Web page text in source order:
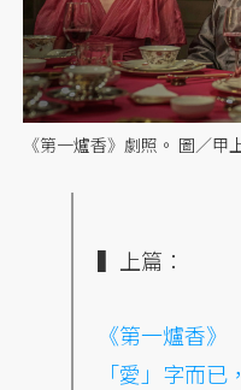
《第一爐香》劇照。 圖／甲
▍上篇：
《第一爐香
「愛」字而